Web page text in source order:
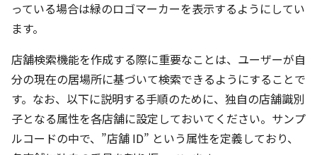
っている場合は緑のロゴマーカーを表示するようにしてい
ます。
店舗検索機能を作成する際に重要なことは、ユーザーが自
分の現在の居場所に基づいて検索できるようにすることで
す。なお、以下に説明する手順のために、独自の店舗識別
子となる属性を各店舗に設定しておいてください。サンプ
ルコードの中で、”店舗 ID” という属性を定義しており、